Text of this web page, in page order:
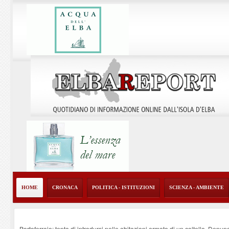
HOME CRONACA POLITICA - ISTITUZIONI SCIENZA - AMBIENTE